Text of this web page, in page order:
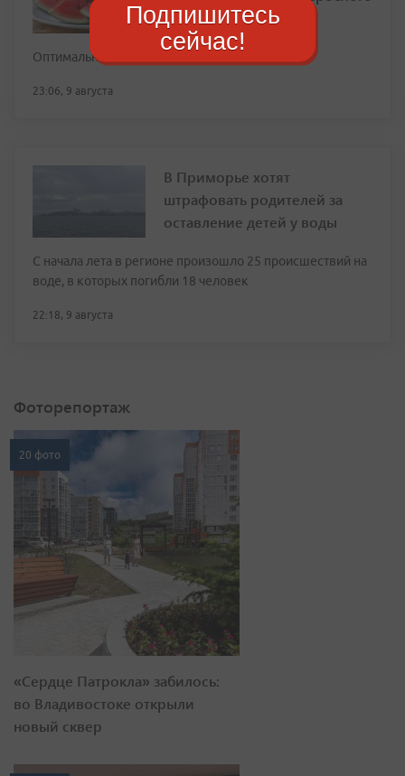
человека
Оптимально — 400–500 граммов мякоти за раз
23:06, 9 августа
В Приморье хотят
штрафовать родителей за
оставление детей у воды
С начала лета в регионе произошло 25 происшествий на
воде, в которых погибли 18 человек
22:18, 9 августа
Фоторепортаж
20 фото
«Сердце Патрокла» забилось:
во Владивостоке открыли
новый сквер
Подпишитесь
сейчас!